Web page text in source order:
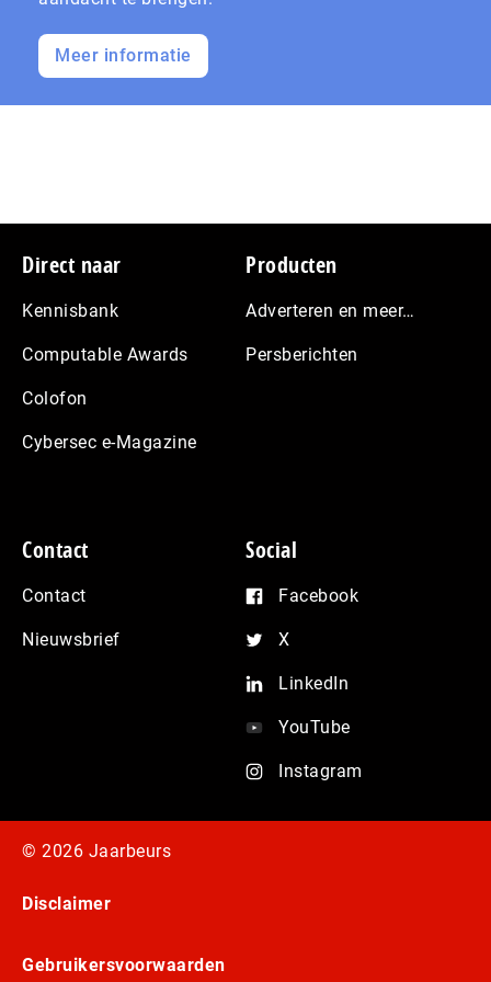
Meer informatie
Footer
Direct naar
Kennisbank
Computable Awards
Colofon
Cybersec e-Magazine
Producten
Adverteren en meer…
Persberichten
Contact
Contact
Nieuwsbrief
Social
Facebook
X
LinkedIn
YouTube
Instagram
© 2026 Jaarbeurs
Disclaimer
Gebruikersvoorwaarden